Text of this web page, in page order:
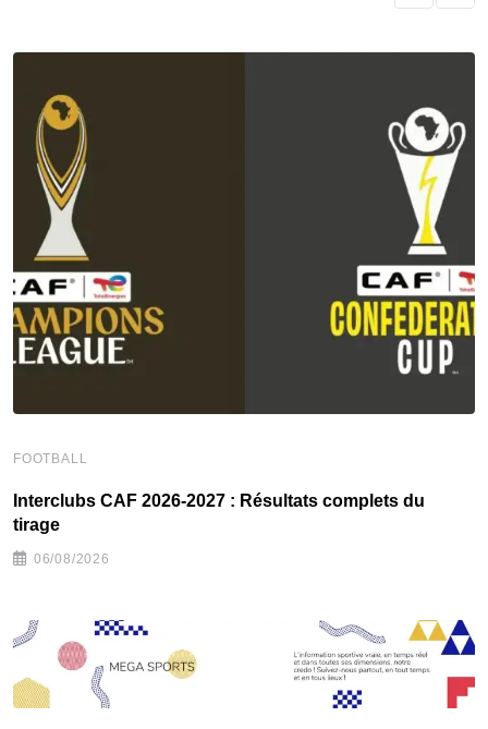
FOOTBALL
Interclubs CAF 2026-2027 : Résultats complets du
tirage
06/08/2026